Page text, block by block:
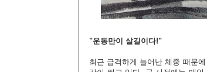
"운동만이 살길이다!"
최근 급격하게 늘어난 체중 때문